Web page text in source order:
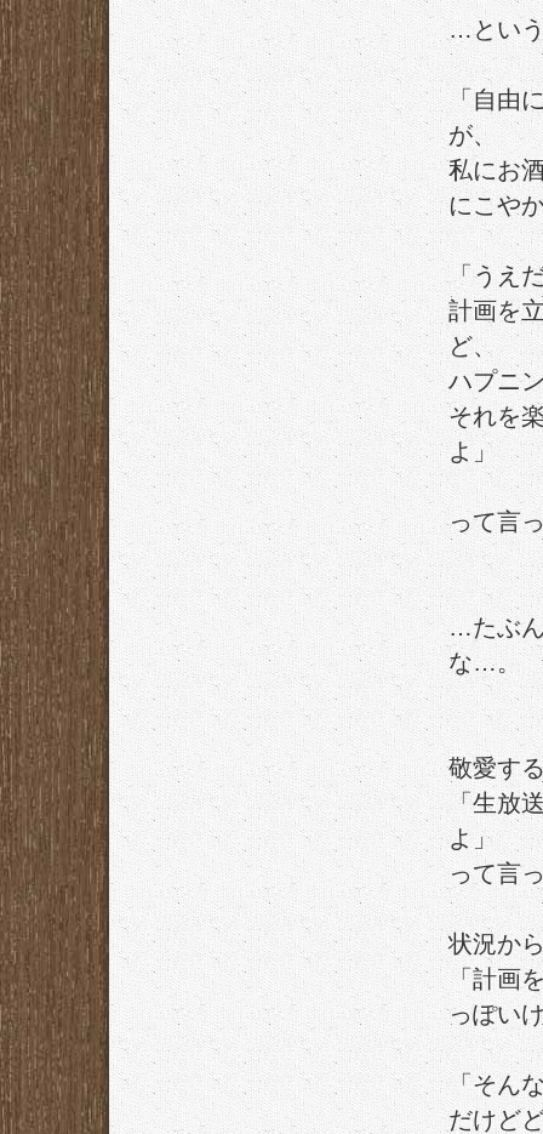
…とい
「自由
が、
私にお
にこや
「うえ
計画を
ど、
ハプニ
それを
よ」
って言
…たぶん
な…。
敬愛す
「生放
よ」
って言
状況か
「計画
っぽい
「そん
だけど